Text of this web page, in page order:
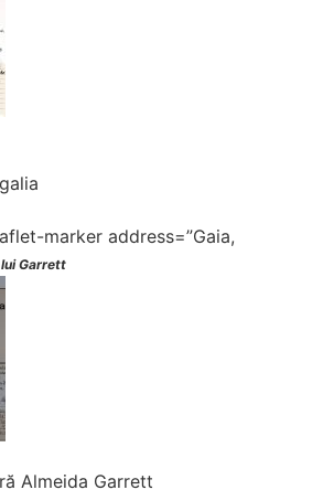
marker address=”Gaia,
Garrett
Almeida Garrett